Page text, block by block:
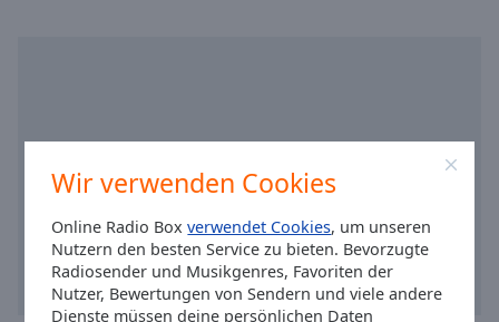
Wir verwenden Cookies
Online Radio Boxverwendet Cookies, um unseren
Nutzern den besten Service zu bieten. Bevorzugte
Radiosender und Musikgenres, Favoriten der
Nutzer, Bewertungen von Sendern und viele andere
Dienste müssen deine persönlichen Daten
Opacity